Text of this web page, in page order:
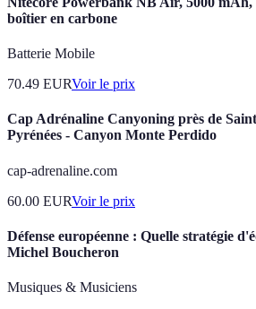
boîtier en carbone
Batterie Mobile
70.49 EURVoir le prix
Cap Adrénaline Canyoning près de
Pyrénées - Canyon Monte Perdido
cap-adrenaline.com
60.00 EURVoir le prix
Défense européenne : Quelle stratégie
Michel Boucheron
Musiques & Musiciens